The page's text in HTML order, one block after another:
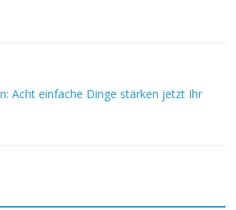
Acht einfache Dinge stärken jetzt Ihr